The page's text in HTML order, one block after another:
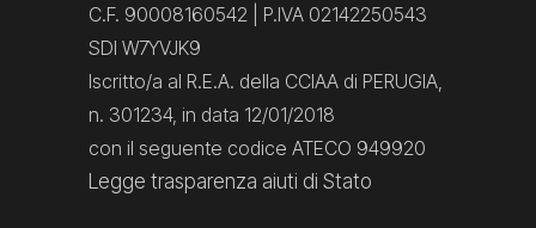
C.F. 90008160542 | P.IVA 02142250543
SDI W7YVJK9
Iscritto/a al R.E.A. della CCIAA di PERUGIA,
n. 301234, in data 12/01/2018
con il seguente codice ATECO 949920
Legge trasparenza aiuti di Stato